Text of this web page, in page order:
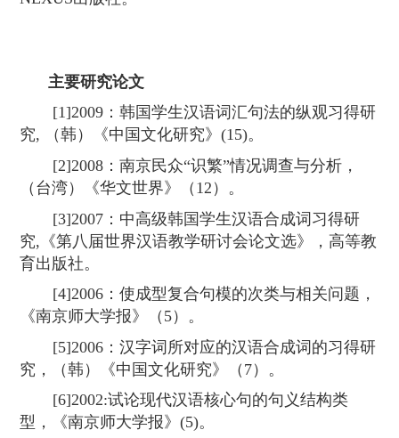
主要研究论文
[1]2009：韩国学生汉语词汇句法的纵观习得研
究, （韩）《中国文化研究》 (15)。
[2]2008：南京民众“识繁”情况调查与分析，
（台湾）《华文世界》（ 12 ）。
[3]2007：中高级韩国学生汉语合成词习得研
究, 《第八届世界汉语教学研讨会论文选》，高等教
育出版社。
[4]2006：使成型复合句模的次类与相关问题，
《南京师大学报》（ 5）。
[5]2006：汉字词所对应的汉语合成词的习得研
究，（韩）《中国文化研究》（ 7）。
[6]2002:试论现代汉语核心句的句义结构类
型，《南京师大学报》 (5)。